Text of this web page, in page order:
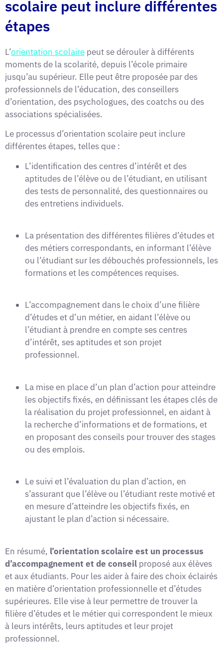
scolaire peut inclure différentes
étapes
L’orientation scolaire peut se dérouler à différents
moments de la scolarité, depuis l’école primaire
jusqu’au supérieur. Elle peut être proposée par des
professionnels de l’éducation, des conseillers
d’orientation, des psychologues, des coatchs ou des
associations spécialisées.
Le processus d’orientation scolaire peut inclure
différentes étapes, telles que :
L’identification des centres d’intérêt et des
aptitudes de l’élève ou de l’étudiant, en utilisant
des tests de personnalité, des questionnaires ou
des entretiens individuels.
La présentation des différentes filières d’études et
des métiers correspondants, en informant l’élève
ou l’étudiant sur les débouchés professionnels, les
formations et les compétences requises.
L’accompagnement dans le choix d’une filière
d’études et d’un métier, en aidant l’élève ou
l’étudiant à prendre en compte ses centres
d’intérêt, ses aptitudes et son projet
professionnel.
La mise en place d’un plan d’action pour atteindre
les objectifs fixés, en définissant les étapes clés de
la réalisation du projet professionnel, en aidant à
la recherche d’informations et de formations, et
en proposant des conseils pour trouver des stages
ou des emplois.
Le suivi et l’évaluation du plan d’action, en
s’assurant que l’élève ou l’étudiant reste motivé et
en mesure d’atteindre les objectifs fixés, en
ajustant le plan d’action si nécessaire.
En résumé, l’orientation scolaire est un processus
d’accompagnement et de conseil proposé aux élèves
et aux étudiants. Pour les aider à faire des choix éclairés
en matière d’orientation professionnelle et d’études
supérieures. Elle vise à leur permettre de trouver la
filière d’études et le métier qui correspondent le mieux
à leurs intérêts, leurs aptitudes et leur projet
professionnel.